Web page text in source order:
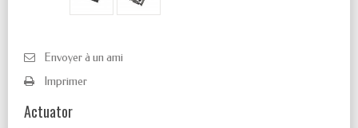
Envoyer à un ami
Imprimer
Actuator